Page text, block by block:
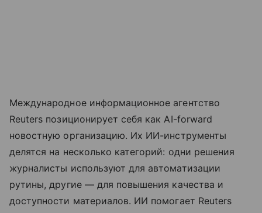
Международное информационное агентство
Reuters позиционирует себя как AI-forward
новостную организацию. Их ИИ-инструменты
делятся на несколько категорий: одни решения
журналисты используют для автоматизации
рутины, другие — для повышения качества и
доступности материалов. ИИ помогает Reuters